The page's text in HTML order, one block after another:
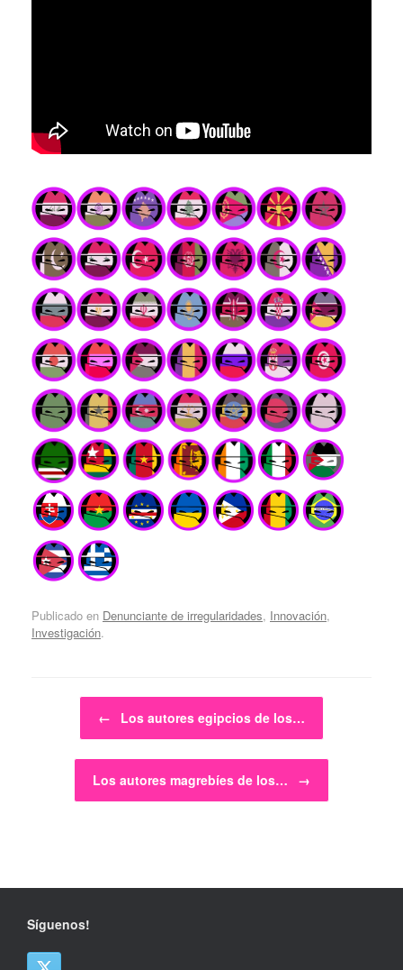
Publicado en Denunciante de irregularidades, Innovación,
Investigación.
Navegador de artículos
← Los autores egipcios de los…
Los autores magrebíes de los… →
Síguenos!